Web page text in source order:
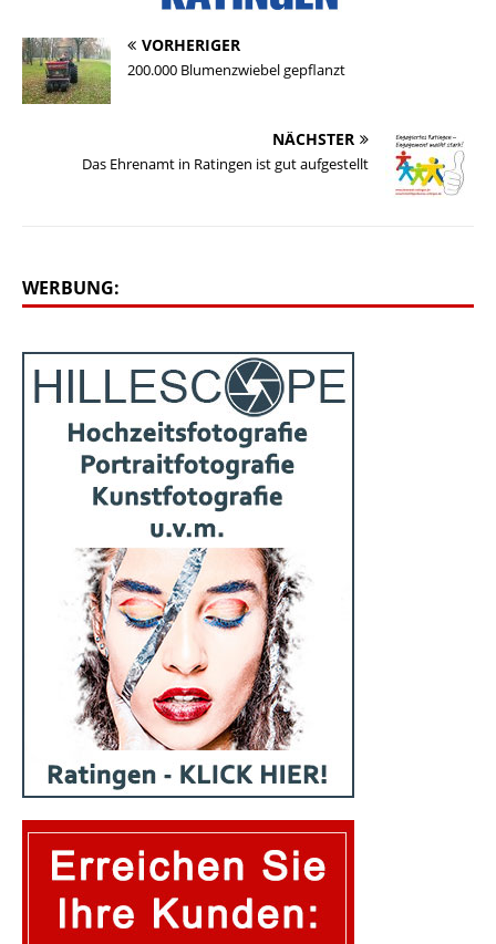
VORHERIGER
200.000 Blumenzwiebel gepflanzt
NÄCHSTER
Das Ehrenamt in Ratingen ist gut aufgestellt
WERBUNG: